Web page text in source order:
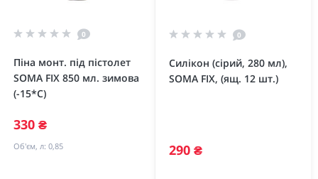
0
Піна монт. під пістолет
SOMA FIX 850 мл. зимова
(-15*С)
330 ₴
Об'єм, л: 0,85
0
Силікон (сірий, 280 мл),
SOMA FIX, (ящ. 12 шт.)
290 ₴